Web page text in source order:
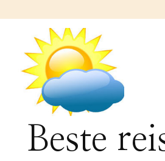
Beste